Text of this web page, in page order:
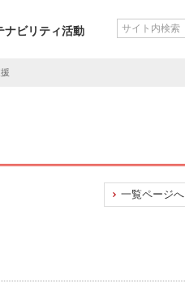
ナビリティ活動
一覧ページへ